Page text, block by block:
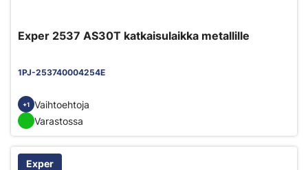
Exper 2537 AS30T katkaisulaikka metallille
1PJ-253740004254E
+1
Vaihtoehtoja
Varastossa
Exper